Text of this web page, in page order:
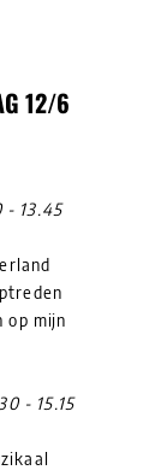
12/6
- 13.45
op mijn
- 15.15